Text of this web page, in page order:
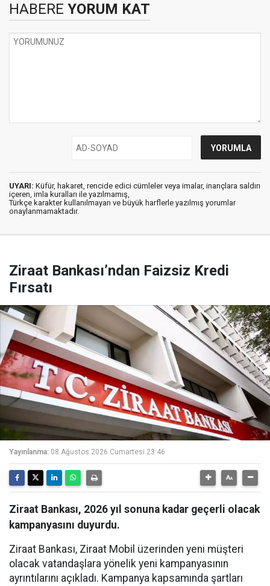
HABERE YORUM KAT
UYARI: Küfür, hakaret, rencide edici cümleler veya imalar, inançlara saldırı
içeren, imla kuralları ile yazılmamış,
Türkçe karakter kullanılmayan ve büyük harflerle yazılmış yorumlar
onaylanmamaktadır.
Ziraat Bankası’ndan Faizsiz Kredi
Fırsatı
Yayınlanma: 08 Ağustos 2026 Cumartesi 23:46
Ziraat Bankası, 2026 yıl sonuna kadar geçerli olacak
kampanyasını duyurdu.
Ziraat Bankası, Ziraat Mobil üzerinden yeni müşteri
olacak vatandaşlara yönelik yeni kampanyasının
ayrıntılarını açıkladı. Kampanya kapsamında şartları